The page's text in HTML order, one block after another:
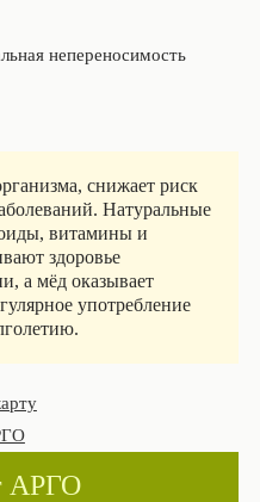
непереносимость
снижает риск
Натуральные
витамины и
здоровье
а мёд оказывает
употребление
АРГО